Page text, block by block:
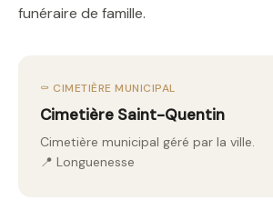
funéraire de famille.
⚰️ CIMETIÈRE MUNICIPAL
Cimetière Saint-Quentin
Cimetière municipal géré par la ville.
📍 Longuenesse